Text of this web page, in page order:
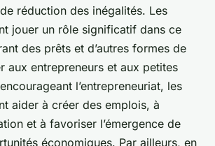
réduction des inégalités. Les
jouer un rôle significatif dans ce
des prêts et d’autres formes de
aux entrepreneurs et aux petites
l’entrepreneuriat, les
aider à créer des emplois, à
et à favoriser l’émergence de
économiques. Par ailleurs, en